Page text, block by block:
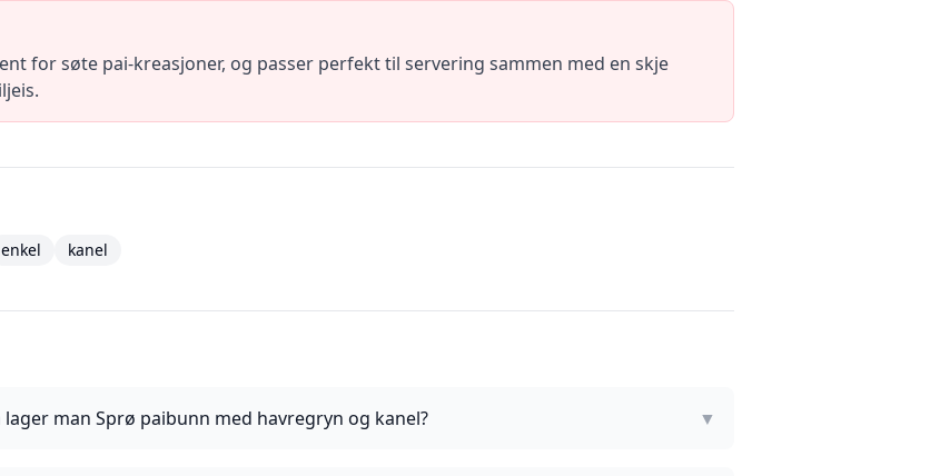
for søte pai-kreasjoner, og passer perfekt til servering sammen med en skje
enkel kanel
lager man Sprø paibunn med havregryn og kanel? ▼